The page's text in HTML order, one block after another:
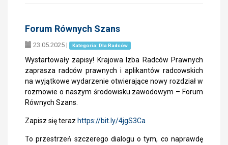
Forum Równych Szans
23.05.2025 | Kategoria: Dla Radców
Wystartowały zapisy! Krajowa Izba Radców Prawnych
zaprasza radców prawnych i aplikantów radcowskich
na wyjątkowe wydarzenie otwierające nowy rozdział w
rozmowie o naszym środowisku zawodowym – Forum
Równych Szans.
Zapisz się teraz https://bit.ly/4jgS3Ca
To przestrzeń szczerego dialogu o tym, co naprawdę